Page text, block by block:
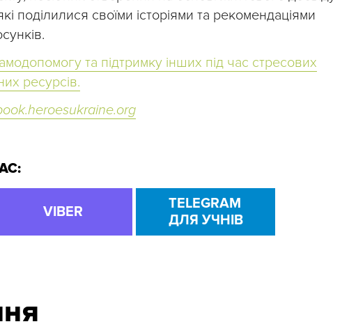
поділилися своїми історіями та рекомендаціями
та підтримку інших під час стресових
ресурсів.
VIBER
TELEGRAM
ДЛЯ УЧНІВ